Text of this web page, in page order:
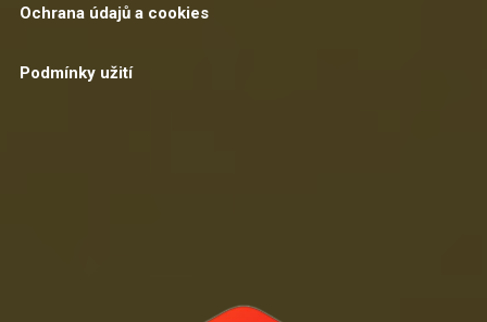
Ochrana údajů a cookies
Podmínky užití